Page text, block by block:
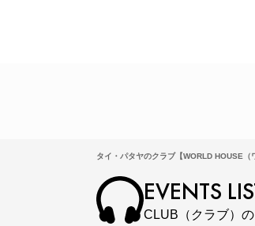
タイ・パタヤのクラブ【WORLD HOUSE
EVENTS
CLUB（クラブ）